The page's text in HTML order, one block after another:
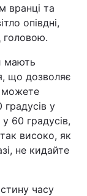
вранці та
опівдні,
головою.
мають
що дозволяє
можете
у
60 градусів,
високо, як
не кидайте
часу